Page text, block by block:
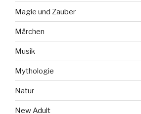
Magie und Zauber
Märchen
Musik
Mythologie
Natur
New Adult